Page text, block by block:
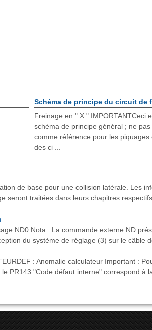
Schéma de principe du circuit de
Freinage en " X " IMPORTANTCeci
schéma de principe général ; ne
comme référence pour les piquages
des ci ...
de base pour une collision latérale. Les
seront traitées dans leurs chapitres
ND0 Nota : La commande externe ND
du système de réglage (3) sur le câble
: Anomalie calculateur Important :
PR143 "Code défaut interne" correspond à